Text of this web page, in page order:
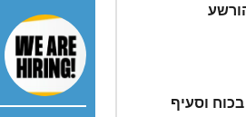
של דיוויד בריאן פירס, בן 42. הוא הורשע
וסעיף